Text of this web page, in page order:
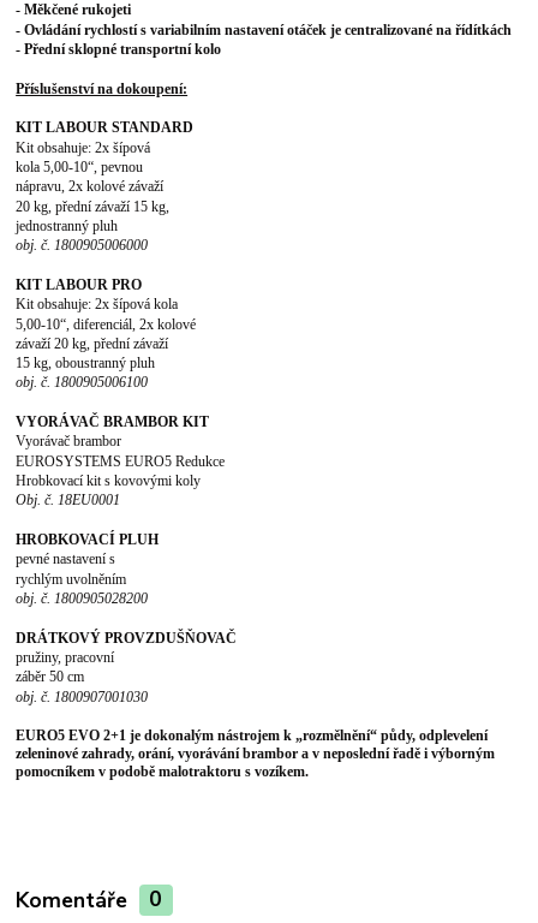
- Měkčené rukojeti
- Ovládání rychlostí s variabilním nastavení otáček je centralizované na řídítkách
- Přední sklopné transportní kolo
Příslušenství na dokoupení:
KIT LABOUR STANDARD
Kit obsahuje: 2x šípová
kola 5,00-10“, pevnou
nápravu, 2x kolové závaží
20 kg, přední závaží 15 kg,
jednostranný pluh
obj. č. 1800905006000
KIT LABOUR PRO
Kit obsahuje: 2x šípová kola
5,00-10“, diferenciál, 2x kolové
závaží 20 kg, přední závaží
15 kg, oboustranný pluh
obj. č. 1800905006100
VYORÁVAČ BRAMBOR KIT
Vyorávač brambor
EUROSYSTEMS EURO5 Redukce
Hrobkovací kit s kovovými koly
Obj. č. 18EU0001
HROBKOVACÍ PLUH
pevné nastavení s
rychlým uvolněním
obj. č. 1800905028200
DRÁTKOVÝ PROVZDUŠŇOVAČ
pružiny, pracovní
záběr 50 cm
obj. č. 1800907001030
EURO5 EVO 2+1je dokonalým nástrojem k„rozmělnění“ půdy, odplevelení
zeleninové zahrady, orání, vyorávání brambor a v neposlední řadě i výborným
pomocníkem v podobě malotraktoru s vozíkem.
Komentáře 0